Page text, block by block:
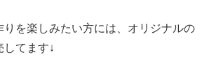
りを楽しみたい方には、オリジナルの
てます↓